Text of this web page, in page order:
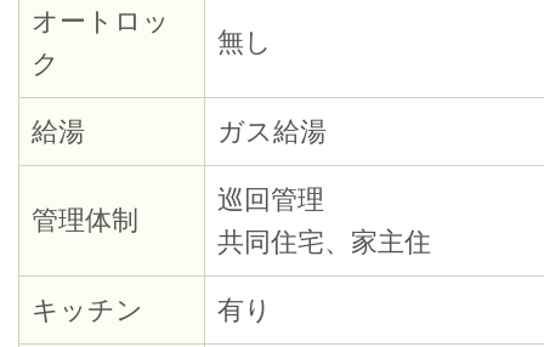
オートロッ
ク
無し
給湯 ガス給湯
管理体制
巡回管理
共同住宅、家主住
キッチン 有り